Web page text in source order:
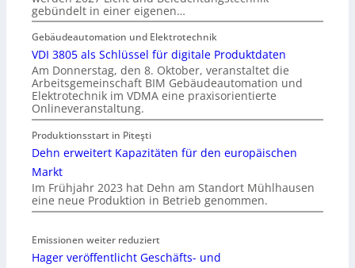
gebündelt in einer eigenen…
Gebäudeautomation und Elektrotechnik
VDI 3805 als Schlüssel für digitale Produktdaten
Am Donnerstag, den 8. Oktober, veranstaltet die
Arbeitsgemeinschaft BIM Gebäudeautomation und
Elektrotechnik im VDMA eine praxisorientierte
Onlineveranstaltung.
Produktionsstart in Piteşti
Dehn erweitert Kapazitäten für den europäischen
Markt
Im Frühjahr 2023 hat Dehn am Standort Mühlhausen
eine neue Produktion in Betrieb genommen.
Emissionen weiter reduziert
Hager veröffentlicht Geschäfts- und